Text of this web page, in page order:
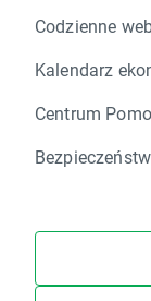
Codzienne
Kalendarz
Centrum